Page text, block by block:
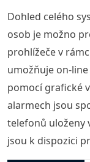
Dohled celého
osob je možno
prohlížeče v
umožňuje on-
pomocí grafické
alarmech jsou
telefonů uloženy
jsou k dispozici